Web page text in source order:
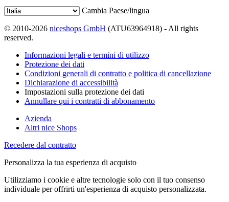
Cambia Paese/lingua
© 2010-2026 niceshops GmbH (ATU63964918) - All rights
reserved.
Informazioni legali e termini di utilizzo
Protezione dei dati
Condizioni generali di contratto e politica di cancellazione
Dichiarazione di accessibilità
Impostazioni sulla protezione dei dati
Annullare qui i contratti di abbonamento
Azienda
Altri nice Shops
Recedere dal contratto
Personalizza la tua esperienza di acquisto
Utilizziamo i cookie e altre tecnologie solo con il tuo consenso
individuale per offrirti un'esperienza di acquisto personalizzata.